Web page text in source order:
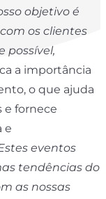
objetivo é
os clientes
possível,
a importância
o que ajuda
e fornece
e
eventos
tendências do
as nossas